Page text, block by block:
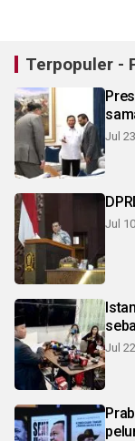
Terpopuler -
Jul
Jul
Jul